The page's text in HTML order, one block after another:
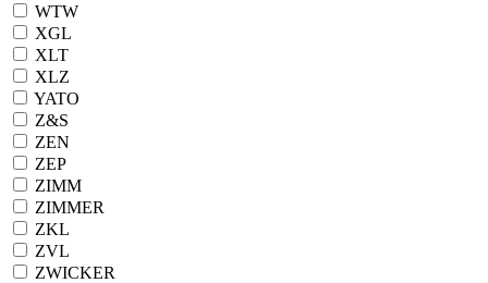
WTW
XGL
XLT
XLZ
YATO
Z&S
ZEN
ZEP
ZIMM
ZIMMER
ZKL
ZVL
ZWICKER